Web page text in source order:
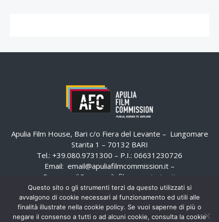
Apulia Film House, Bari c/o Fiera del Levante – Lungomare
Starita 1 – 70132 BARI
Tel.: +39.080.9731300 – P.I.: 06631230726
Email: email@apuliafilmcommission.it –
Pec:
email@pec.apuliafilmcommission.it
Questo sito o gli strumenti terzi da questo utilizzati si
avvalgono di cookie necessari al funzionamento ed utili alle
finalità illustrate nella cookie policy. Se vuoi saperne di più o
negare il consenso a tutti o ad alcuni cookie, consulta la cookie